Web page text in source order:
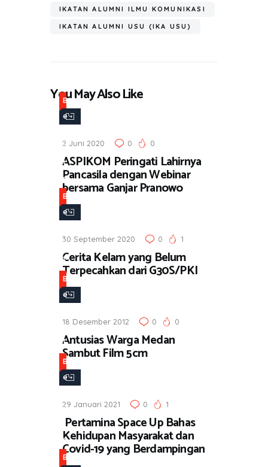
p
p
m
IKATAN ALUMNI ILMU KOMUNIKASI
IKATAN ALUMNI USU (IKA USU)
You May Also Like
B
e
i
t
a
2 Juni 2020 0 0
ASPIKOM Peringati Lahirnya
Pancasila dengan Webinar
bersama Ganjar Pranowo
B
e
i
t
a
30 September 2020 0 1
Cerita Kelam yang Belum
Terpecahkan dari G30S/PKI
B
e
i
t
a
18 Desember 2012 0 0
Antusias Warga Medan
Sambut Film 5cm
B
e
i
a
29 Januari 2021 0 1
Pertamina Space Up Bahas
Kehidupan Masyarakat dan
Covid-19 yang Berdampingan
B